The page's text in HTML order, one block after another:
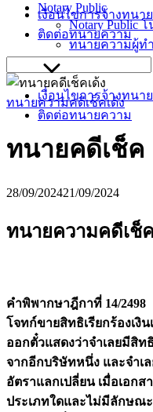
Notary Public
Notary Public
ทนายความผู้ท
เงื่อนไขการจ้างทนาย
ติดต่อทนายความ
เงื่อนไขการจ้างทนาย
ติดต่อทนายความ
for:
ทนายความคดีเช็คเด้ง
ทนายคดีเช็ค
28/09/202421/09/2024
ทนายความคดีเช็ค
คำพิพากษาฎีกาที่ 14/2498
โจทก์ขายสิทธิเรียกร้องเงิ
ออกตั๋วแสดงว่าจำเลยมีสิท
จากอีกบริษัทหนึ่ง และจำเ
อัตราแลกเปลี่ยน เมื่อเอกส
ประเภทใดและไม่มีลักษณ